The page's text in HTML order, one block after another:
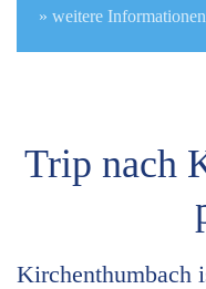
» weitere
Trip nach
Kirchenthumbach